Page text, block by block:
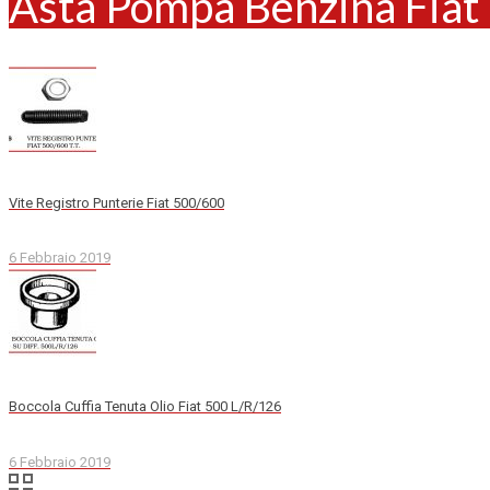
Vite Registro Punterie Fiat 500/600
6 Febbraio 2019
Boccola Cuffia Tenuta Olio Fiat 500 L/R/126
6 Febbraio 2019